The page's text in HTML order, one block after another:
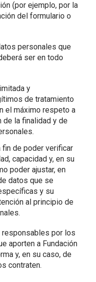
(por ejemplo, por la
del formulario o
personales que
ser en todo
y
de tratamiento
el máximo respeto a
de la finalidad y de
fin de poder verificar
capacidad y, en su
poder ajustar, en
datos que se
y su
al principio de
responsables por los
aporten a Fundación
y, en su caso, de
contraten.